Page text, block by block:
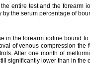
entire test and the forearm
the serum percentage of
in the forearm iodine bound
of venous compression
After one month of
significantly lower than in the